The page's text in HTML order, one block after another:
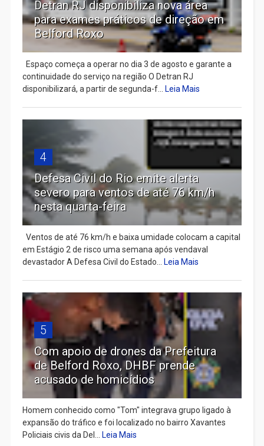
Detran RJ disponibiliza nova área
para exames práticos de direção em
Belford Roxo
Espaço começa a operar no dia 3 de agosto e garante a
continuidade do serviço na região O Detran RJ
disponibilizará, a partir de segunda-f...
Leia Mais
4
Defesa Civil do Rio emite alerta
severo para ventos de até 76 km/h
nesta quarta-feira
Ventos de até 76 km/h e baixa umidade colocam a capital
em Estágio 2 de risco uma semana após vendaval
devastador A Defesa Civil do Estado...
Leia Mais
5
Com apoio de drones da Prefeitura
de Belford Roxo, DHBF prende
acusado de homicídios
Homem conhecido como "Tom" integrava grupo ligado à
expansão do tráfico e foi localizado no bairro Xavantes
Policiais civis da Del...
Leia Mais